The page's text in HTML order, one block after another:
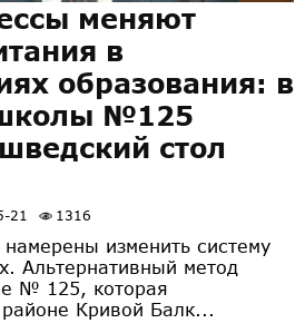
меняют
в
образования: в
№125
стол
21 1316
изменить систему
Альтернативный метод
№ 125, которая
Кривой Балк...